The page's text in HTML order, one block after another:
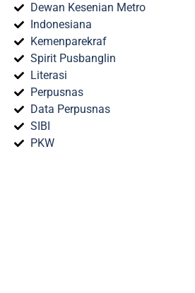
Dewan Kesenian Metro
Indonesiana
Kemenparekraf
Spirit Pusbanglin
Literasi
Perpusnas
Data Perpusnas
SIBI
PKW